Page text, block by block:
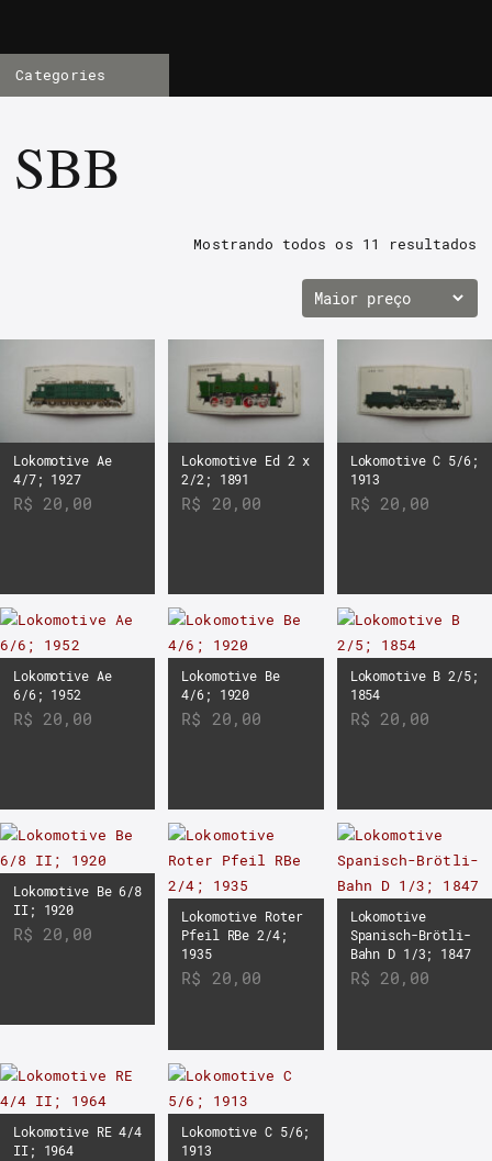
Categories
SBB
Mostrando todos os 11 resultados
Lokomotive Ae
4/7; 1927
R$ 20,00
Lokomotive Ed 2 x
2/2; 1891
R$ 20,00
Lokomotive C 5/6;
1913
R$ 20,00
Lokomotive Ae
6/6; 1952
R$ 20,00
Lokomotive Be
4/6; 1920
R$ 20,00
Lokomotive B 2/5;
1854
R$ 20,00
Lokomotive Be 6/8
II; 1920
R$ 20,00
Lokomotive Roter
Pfeil RBe 2/4;
1935
R$ 20,00
Lokomotive
Spanisch-Brötli-
Bahn D 1/3; 1847
R$ 20,00
Lokomotive RE 4/4
II; 1964
Lokomotive C 5/6;
1913